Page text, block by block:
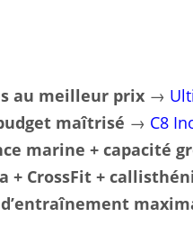
au meilleur prix →
maîtrisé → C8
marine + capacité
+ CrossFit +